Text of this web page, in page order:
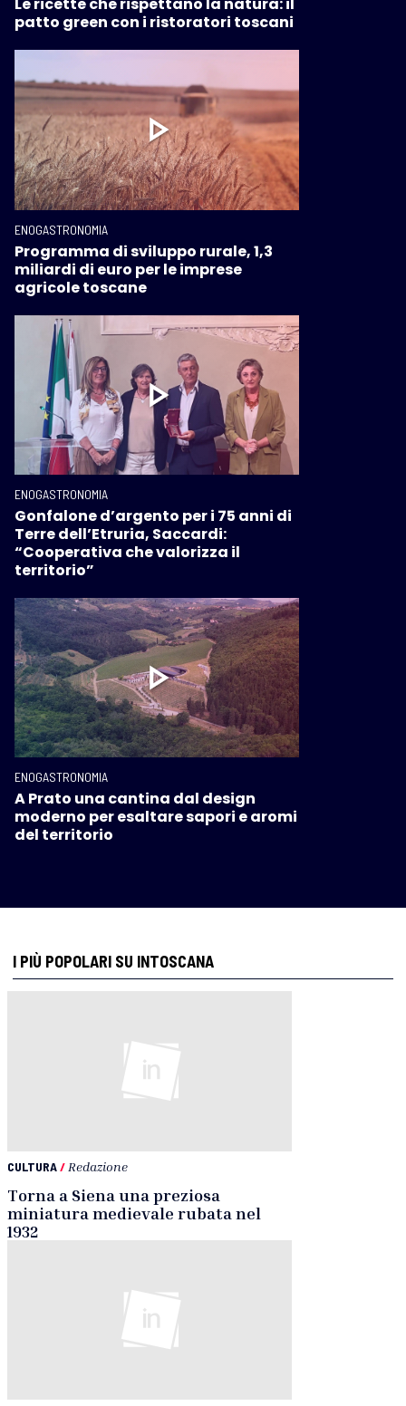
Le ricette che rispettano la natura: il
patto green con i ristoratori toscani
ENOGASTRONOMIA
Programma di sviluppo rurale, 1,3
miliardi di euro per le imprese
agricole toscane
ENOGASTRONOMIA
Gonfalone d’argento per i 75 anni di
Terre dell’Etruria, Saccardi:
“Cooperativa che valorizza il
territorio”
ENOGASTRONOMIA
A Prato una cantina dal design
moderno per esaltare sapori e aromi
del territorio
I PIÙ POPOLARI SU INTOSCANA
CULTURA/ Redazione
Torna a Siena una preziosa
miniatura medievale rubata nel
1932